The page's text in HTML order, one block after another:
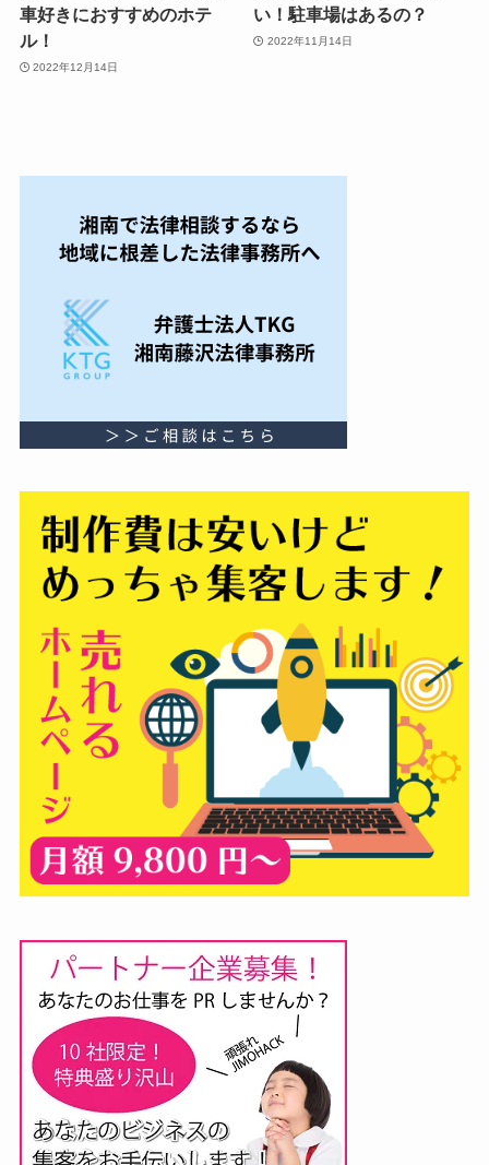
車好きにおすすめのホテ
ル！
2022年12月14日
い！駐車場はあるの？
2022年11月14日